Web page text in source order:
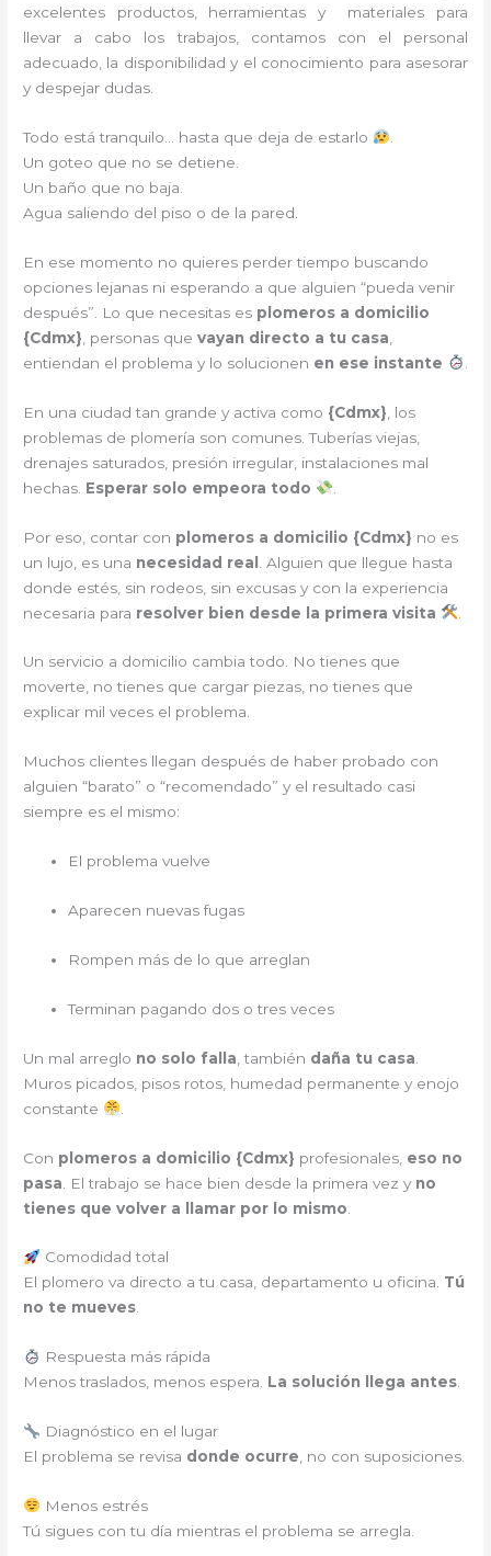
excelentes productos, herramientas y materiales para
llevar a cabo los trabajos, contamos con el personal
adecuado, la disponibilidad y el conocimiento para asesorar
y despejar dudas.
Todo está tranquilo… hasta que deja de estarlo
Un goteo que no se detiene.
Un baño que no baja.
Agua saliendo del piso o de la pared.
En ese momento no quieres perder tiempo buscando
opciones lejanas ni esperando a que alguien “pueda venir
después”. Lo que necesitas es plomeros a domicilio
{Cdmx} , personas quevayan directo a tu casa
entiendan el problema y lo solucionen en ese instante
En una ciudad tan grande y activa como {Cdmx} , los
problemas de plomería son comunes. Tuberías viejas,
drenajes saturados, presión irregular, instalaciones mal
hechas. Esperar solo empeora todo
Por eso, contar con plomeros a domicilio {Cdmx} no es
un lujo, es una necesidad real . Alguien que llegue hasta
donde estés, sin rodeos, sin excusas y con la experiencia
necesaria para resolver bien desde la primera visita
Un servicio a domicilio cambia todo. No tienes que
moverte, no tienes que cargar piezas, no tienes que
explicar mil veces el problema.
Muchos clientes llegan después de haber probado con
alguien “barato” o “recomendado” y el resultado casi
siempre es el mismo:
El problema vuelve
Aparecen nuevas fugas
Rompen más de lo que arreglan
Terminan pagando dos o tres veces
Un mal arreglo no solo falla , también daña tu casa
Muros picados, pisos rotos, humedad permanente y enojo
constante
Con plomeros a domicilio {Cdmx} profesionales, eso no
pasa . El trabajo se hace bien desde la primera vez y no
tienes que volver a llamar por lo mismo
Comodidad total
El plomero va directo a tu casa, departamento u oficina. Tú
no te mueves.
Respuesta más rápida
Menos traslados, menos espera. La solución llega antes.
Diagnóstico en el lugar
El problema se revisa donde ocurre , no con suposiciones.
Menos estrés
Tú sigues con tu día mientras el problema se arregla.